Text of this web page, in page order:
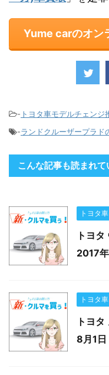
Yume carのオン
- トヨタ車モデルチェンジ
-ランドクルーザープラド
こんな記事も読まれて
トヨタ
トヨ
2017
トヨタ
トヨ
8月1日